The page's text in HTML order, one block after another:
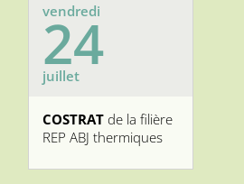
vendredi
24
juillet
COSTRAT de la filière
REP ABJ thermiques